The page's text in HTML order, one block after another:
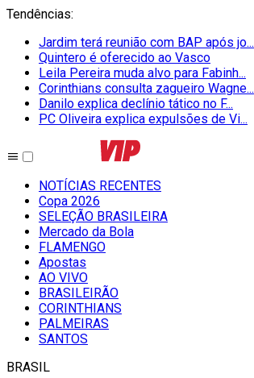
Tendências:
Jardim terá reunião com BAP após jo...
Quintero é oferecido ao Vasco
Leila Pereira muda alvo para Fabinh...
Corinthians consulta zagueiro Wagne...
Danilo explica declínio tático no F...
PC Oliveira explica expulsões de Vi...
NOTÍCIAS RECENTES
Copa 2026
SELEÇÃO BRASILEIRA
Mercado da Bola
FLAMENGO
Apostas
AO VIVO
BRASILEIRÃO
CORINTHIANS
PALMEIRAS
SANTOS
BRASIL